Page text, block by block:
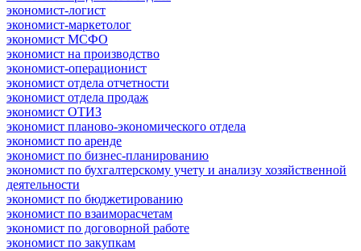
экономист-логист
экономист-маркетолог
экономист МСФО
экономист на производство
экономист-операционист
экономист отдела отчетности
экономист отдела продаж
экономист ОТИЗ
экономист планово-экономического отдела
экономист по аренде
экономист по бизнес-планированию
экономист по бухгалтерскому учету и анализу хозяйственной
деятельности
экономист по бюджетированию
экономист по взаиморасчетам
экономист по договорной работе
экономист по закупкам